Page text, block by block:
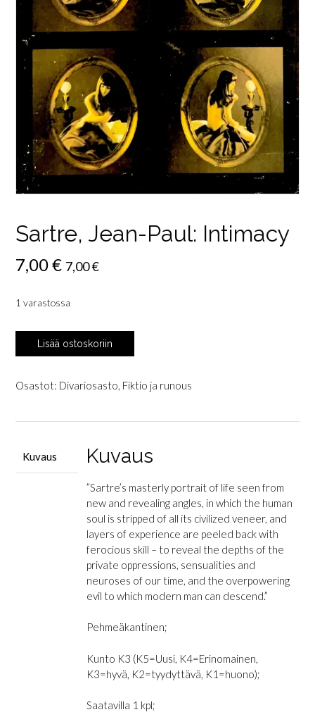
Sartre, Jean-Paul: Intimacy
7,00€ 7,00€
1 varastossa
Sartre,
Jean-
Intimacy
Lisää ostoskoriin
Osastot: Divariosasto, Fiktio ja runous
Kuvaus Kuvaus
”Sartre’s masterly portrait of life seen from
new and revealing angles, in which the human
soul is stripped of all its civilized veneer, and
layers of experience are peeled back with
ferocious skill – to reveal the depths of the
private oppressions, sensualities and
neuroses of our time, and the overpowering
evil to which modern man can descend.”
Pehmeäkantinen;
Kunto K3 (K5=Uusi, K4=Erinomainen,
K3=hyvä, K2=tyydyttävä, K1=huono);
Saatavilla 1 kpl;